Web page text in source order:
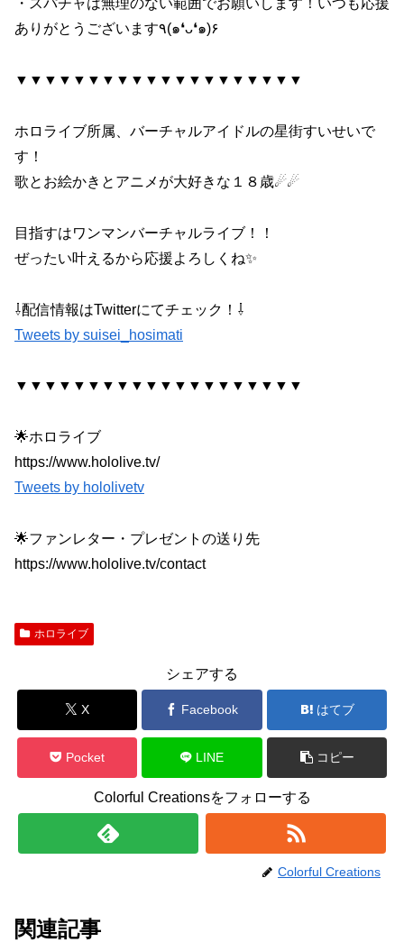
・スパチャは無理のない範囲でお願いします！いつも応援
ありがとうございます٩(๑❛ᴗ❛๑)۶
▼▼▼▼▼▼▼▼▼▼▼▼▼▼▼▼▼▼▼▼
ホロライブ所属、バーチャルアイドルの星街すいせいで
す！
歌とお絵かきとアニメが大好きな１８歳☄☄
目指すはワンマンバーチャルライブ！！
ぜったい叶えるから応援よろしくね✨
⇩配信情報はTwitterにてチェック！⇩
Tweets by suisei_hosimati
▼▼▼▼▼▼▼▼▼▼▼▼▼▼▼▼▼▼▼▼
🌟ホロライブ
https://www.hololive.tv/
Tweets by hololivetv
🌟ファンレター・プレゼントの送り先
https://www.hololive.tv/contact
ホロライブ
シェアする
X Facebook はてブ
Pocket LINE コピー
Colorful Creationsをフォローする
Colorful Creations
関連記事